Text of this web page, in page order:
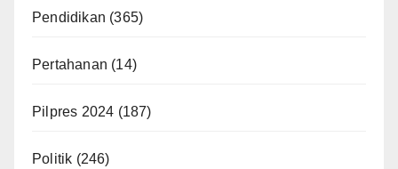
Pendidikan (365)
Pertahanan (14)
Pilpres 2024 (187)
Politik (246)